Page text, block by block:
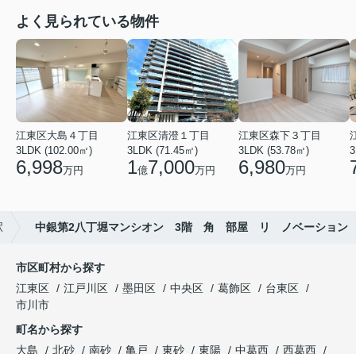
よく見られている物件
江東区大島４丁目
3LDK (102.00㎡)
6,998万円
江東区清澄１丁目
3LDK (71.45㎡)
1億7,000万円
江東区森下３丁目
3LDK (53.78㎡)
6,980万円
中銀第2八丁堀マンシオン 3階 角 部屋 リ ノベーション
市区町村から探す
江東区
江戸川区 墨田区 中央区 葛飾区
台東区
市川市
町名から探す
大島
北砂 南砂 亀戸 東砂 東陽 中葛西
西葛西